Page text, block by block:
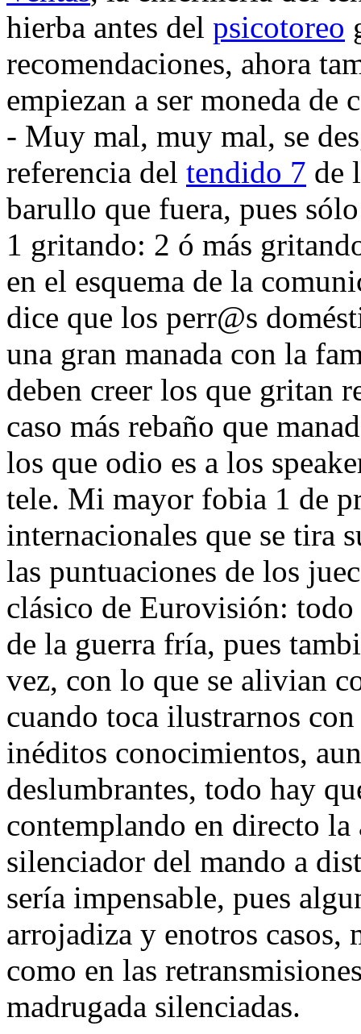
hierba antes del psicotoreo
recomendaciones, ahora
empiezan a ser moneda
- Muy mal, muy mal, se
referencia del tendido 7 de
barullo que fuera, pues
1 gritando: 2 ó más
en el esquema de la
dice que los perr@s
una gran manada con la
deben creer los que gritan
caso más rebaño que
los que odio es a los
tele. Mi mayor fobia 1 de
internacionales que se tira
las puntuaciones de los
clásico de Eurovisión:
de la guerra fría, pues
vez, con lo que se alivian
cuando toca ilustrarnos
inéditos conocimientos,
deslumbrantes, todo hay
contemplando en directo la
silenciador del mando a
sería impensable, pues
arrojadiza y enotros casos,
como en las
madrugada silenciadas.